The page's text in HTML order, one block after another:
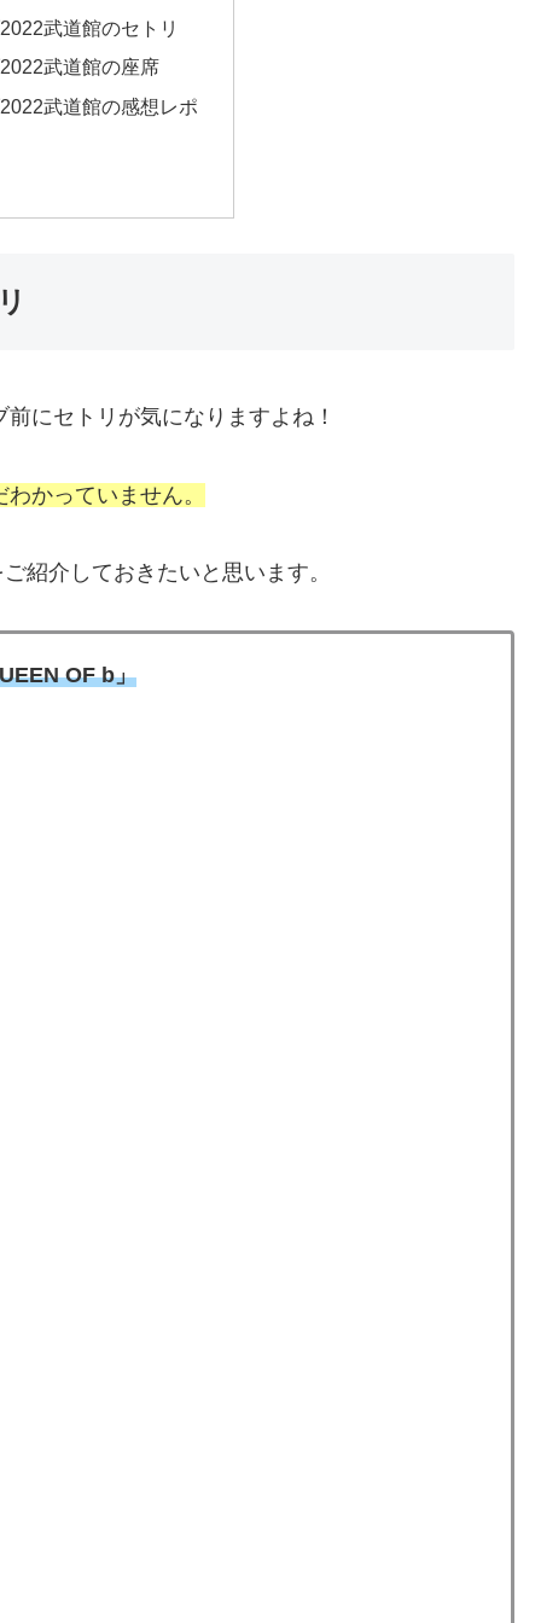
武道館のセトリ
武道館の座席
武道館の感想レポ
にセトリが気になりますよね！
わかっていません。
紹介しておきたいと思います。
OF b」